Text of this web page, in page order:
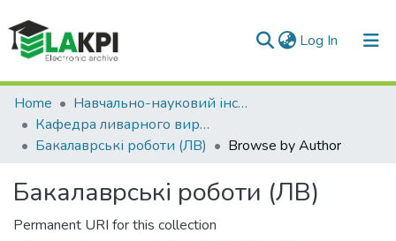
Log In (current)
Communities & Collections
All of DSpace
Home
Навчально-науковий інститут матеріалознавства та зварювання ім. Є.О. Патона (НН ІМЗ ім. Є.О. Патона)
Кафедра ливарного виробництва (ЛВ)
Бакалаврські роботи (ЛВ)
Browse by Author
Бакалаврські роботи (ЛВ)
Permanent URI for this collection